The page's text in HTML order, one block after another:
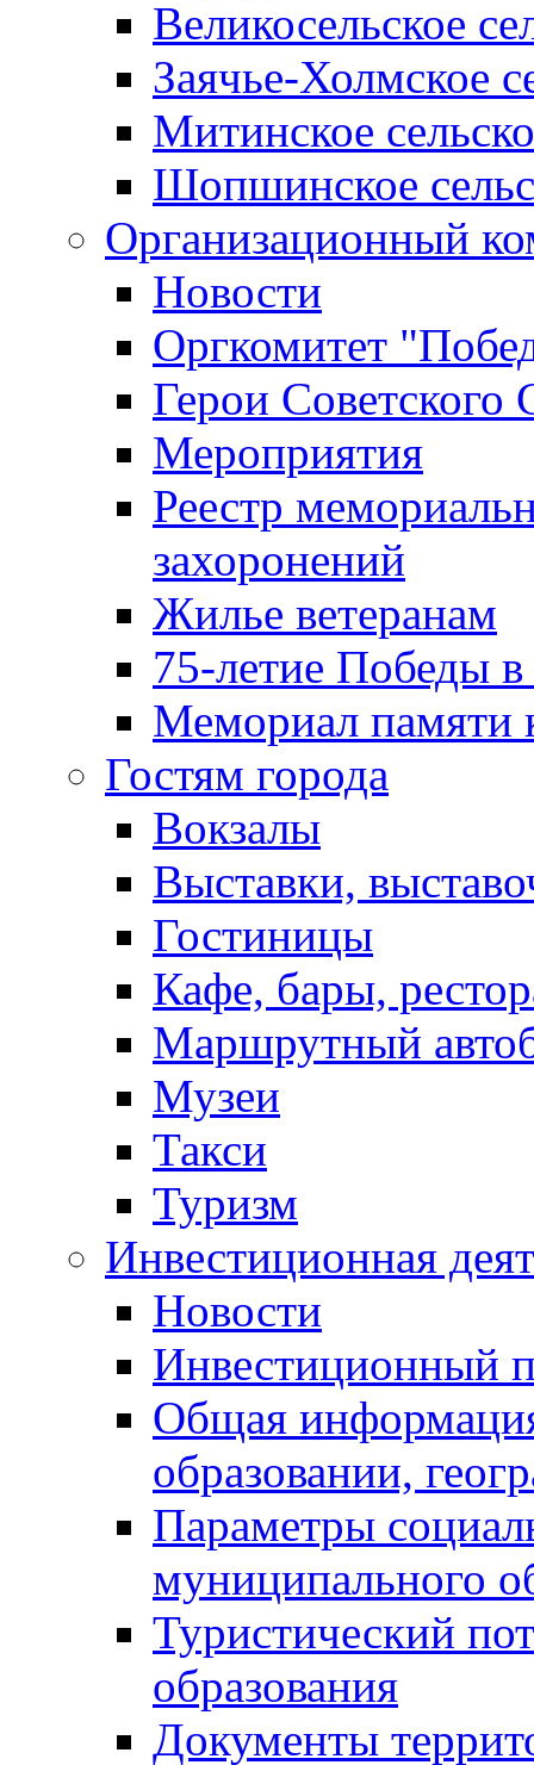
Великосельское
Заячье-Холмское
Митинское
Шопшинское
Организационный
Новости
Оргкомитет
Герои Советского
Мероприятия
Реестр
захоронений
Жилье ветеранам
75-летие Победы
Мемориал памяти
Гостям города
Вокзалы
Выставки,
Гостиницы
Кафе, бары,
Маршрутный
Музеи
Такси
Туризм
Инвестиционная
Новости
Инвестиционный
Общая
образовании,
Параметры
муниципального
Туристический
образования
Документы